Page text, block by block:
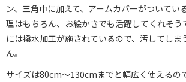
ン、三角巾に加えて、アームカバーがついてい
理はもちろん、お絵かきでも活躍してくれそう
には撥水加工が施されているので、汚してしま
ん。
サイズは80cm～130cmまでと幅広く使えるの